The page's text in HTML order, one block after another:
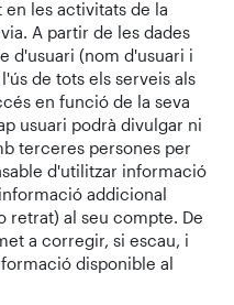
les activitats de la
A partir de les dades
d'usuari (nom d'usuari i
de tots els serveis als
en funció de la seva
usuari podrà divulgar ni
terceres persones per
d'utilitzar informació
addicional
retrat) al seu compte. De
a corregir, si escau, i
disponible al